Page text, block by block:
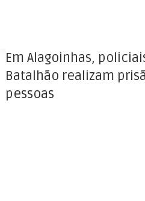
Em Alagoinhas,
Batalhão realizam
pessoas